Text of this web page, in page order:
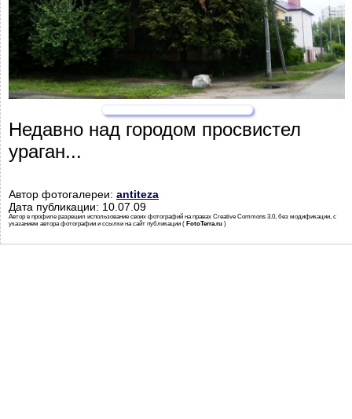
Недавно над городом просвистел
ураган...
Автор фотогалереи: antiteza
Дата публикации: 10.07.09
Автор в профиле разрешил использование своих фотографий на правах Creative Commons 3.0, без модификации, с
указанием автора фотографии и ссылки на сайт публикации ( FotoTerra.ru )